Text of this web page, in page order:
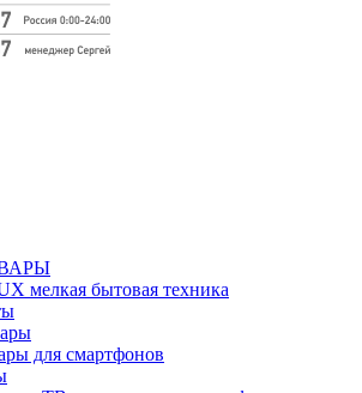
мелкая бытовая техника
для смартфонов